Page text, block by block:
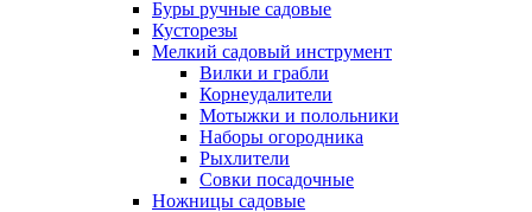
Буры ручные садовые
Кусторезы
Мелкий садовый инструмент
Вилки и грабли
Корнеудалители
Мотыжки и полольники
Наборы огородника
Рыхлители
Совки посадочные
Ножницы садовые